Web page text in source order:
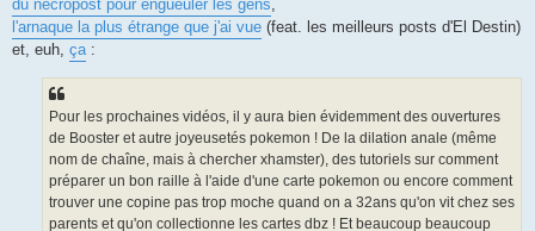
e
du nécropost pour engueuler les gens,
l'arnaque la plus étrange que j'ai vue (feat. les meilleurs posts d'El Destin)
et, euh, ça:
Pour les prochaines vidéos, il y aura bien évidemment des ouvertures
de Booster et autre joyeusetés pokemon ! De la dilation anale (même
nom de chaîne, mais à chercher xhamster), des tutoriels sur comment
préparer un bon raille à l'aide d'une carte pokemon ou encore comment
trouver une copine pas trop moche quand on a 32ans qu'on vit chez ses
parents et qu'on collectionne les cartes dbz ! Et beaucoup beaucoup